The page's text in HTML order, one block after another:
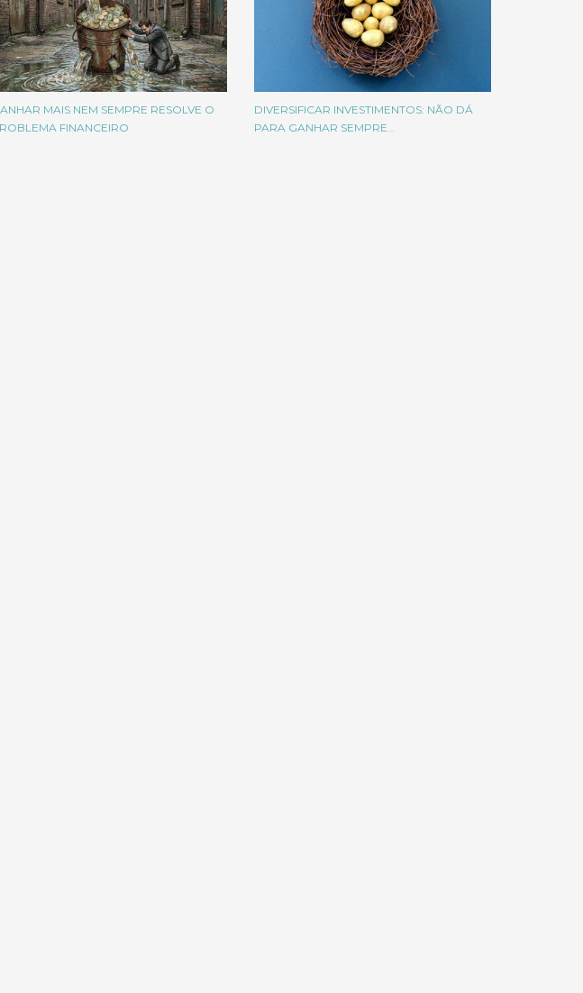
MAIS NEM SEMPRE RESOLVE O
FINANCEIRO
DIVERSIFICAR INVESTIMENTOS: NÃO DÁ
PARA GANHAR SEMPRE…